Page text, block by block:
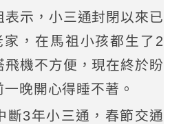
示，小三通封閉以來已
，在馬祖小孩都生了2
機不方便，現在終於盼
晚開心得睡不著。
3年小三通，春節交通